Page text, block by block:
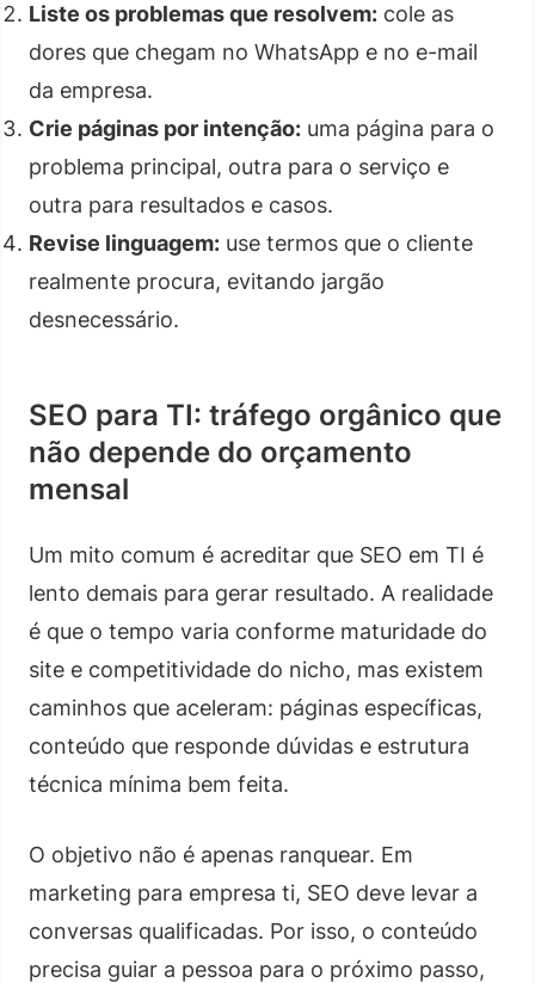
Liste os problemas que resolvem: cole as
dores que chegam no WhatsApp e no e-mail
da empresa.
Crie páginas por intenção: uma página para o
problema principal, outra para o serviço e
outra para resultados e casos.
Revise linguagem: use termos que o cliente
realmente procura, evitando jargão
desnecessário.
SEO para TI: tráfego orgânico que
não depende do orçamento
mensal
Um mito comum é acreditar que SEO em TI é
lento demais para gerar resultado. A realidade
é que o tempo varia conforme maturidade do
site e competitividade do nicho, mas existem
caminhos que aceleram: páginas específicas,
conteúdo que responde dúvidas e estrutura
técnica mínima bem feita.
O objetivo não é apenas ranquear. Em
marketing para empresa ti, SEO deve levar a
conversas qualificadas. Por isso, o conteúdo
precisa guiar a pessoa para o próximo passo,